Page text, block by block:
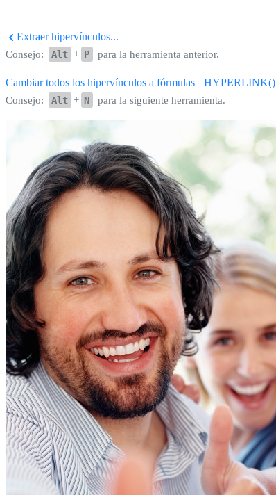
Extraer hipervínculos...
Consejo: Alt + P para la herramienta anterior.
Cambiar todos los hipervínculos a fórmulas =HYPERLINK()
Consejo: Alt + N para la siguiente herramienta.